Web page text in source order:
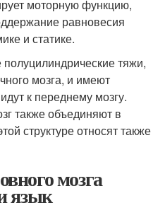
моторную функцию,
равновесия
и статике.
тяжи,
мозга, и имеют
к переднему мозгу.
также объединяют в
структуре относят также
мозга
язык